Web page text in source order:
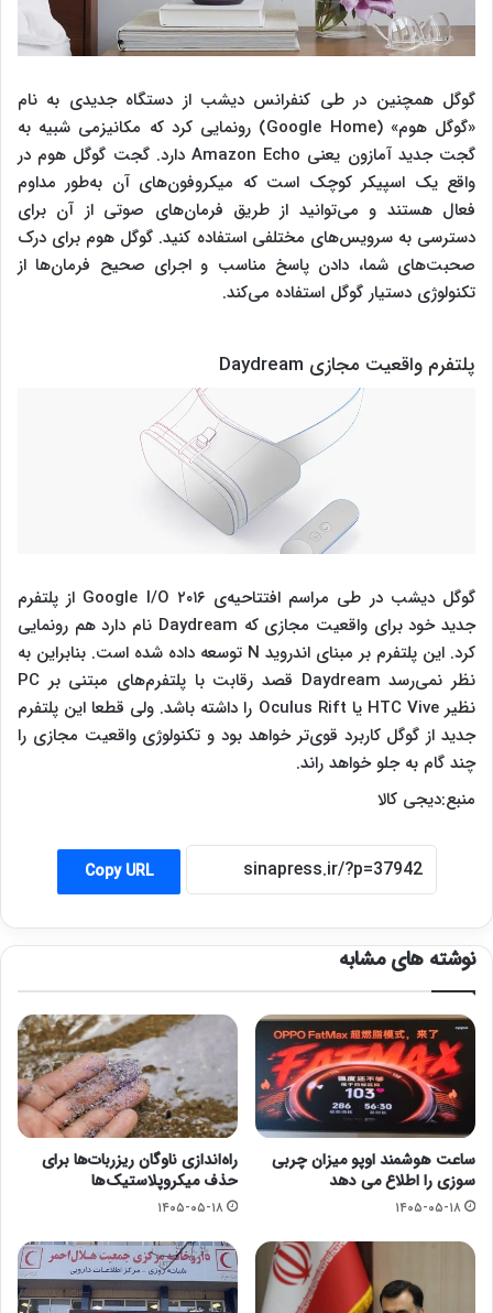
گوگل همچنین در طی کنفرانس دیشب از دستگاه جدیدی به نام
«گوگل هوم» (Google Home) رونمایی کرد که مکانیزمی شبیه به
گجت جدید آمازون یعنی Amazon Echo دارد. گجت گوگل هوم در
واقع یک اسپیکر کوچک است که میکروفون‌های آن به‌طور مداوم
فعال هستند و می‌توانید از طریق فرمان‌های صوتی از آن برای
دسترسی به سرویس‌های مختلفی استفاده کنید. گوگل هوم برای درک
صحبت‌های شما، دادن پاسخ مناسب و اجرای صحیح فرمان‌ها از
تکنولوژی دستیار گوگل استفاده می‌کند.
پلتفرم واقعیت مجازی Daydream
گوگل دیشب در طی مراسم افتتاحیه‌ی Google I/O ۲۰۱۶ از پلتفرم
جدید خود برای واقعیت مجازی که Daydream نام دارد هم رونمایی
کرد. این پلتفرم بر مبنای اندروید N توسعه داده شده است. بنابراین به
نظر نمی‌رسد Daydream قصد رقابت با پلتفرم‌های مبتنی بر PC
نظیر HTC Vive یا Oculus Rift را داشته باشد. ولی قطعا این پلتفرم
جدید از گوگل کاربرد قوی‌تر خواهد بود و تکنولوژی واقعیت مجازی را
چند گام به جلو خواهد راند.
منبع:دیجی کالا
Copy URL
نوشته های مشابه
ساعت هوشمند اوپو میزان چربی
سوزی را اطلاع می دهد
۱۴۰۵-۰۵-۱۸
راه‌اندازی ناوگان ریزربات‌ها برای
حذف میکروپلاستیک‌ها
۱۴۰۵-۰۵-۱۸